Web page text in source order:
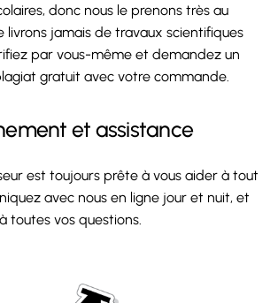
donc nous le prenons très au
livrons jamais de travaux scientifiques
par vous-même et demandez un
gratuit avec votre commande.
et assistance
est toujours prête à vous aider à tout
avec nous en ligne jour et nuit, et
toutes vos questions.